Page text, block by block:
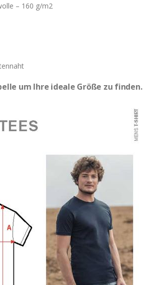
– 160 g/m2
um Ihre ideale Größe zu finden.